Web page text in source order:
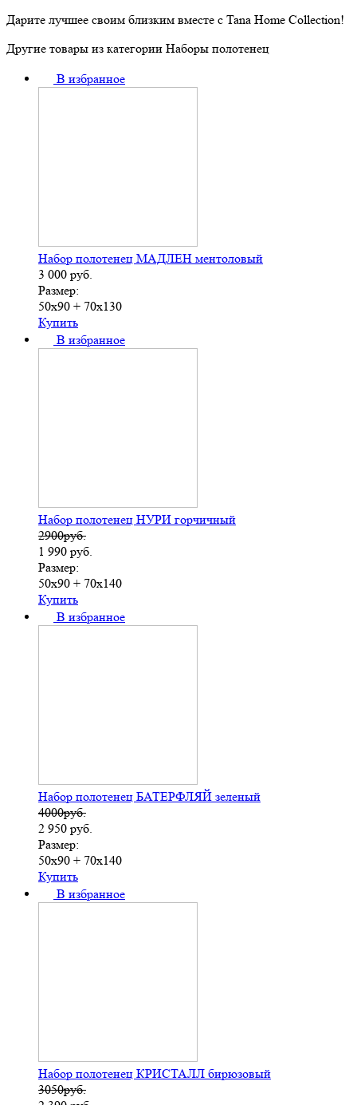
Дарите лучшее своим близким вместе с Tana Home Collection!
Другие товары из категории Наборы полотенец
В избранное
Набор полотенец МАДЛЕН ментоловый
3 000 руб.
Размер:
50х90 + 70х130
Купить
В избранное
Набор полотенец НУРИ горчичный
2900руб.
1 990 руб.
Размер:
50х90 + 70х140
Купить
В избранное
Набор полотенец БАТЕРФЛЯЙ зеленый
4000руб.
2 950 руб.
Размер:
50х90 + 70х140
Купить
В избранное
Набор полотенец КРИСТАЛЛ бирюзовый
3050руб.